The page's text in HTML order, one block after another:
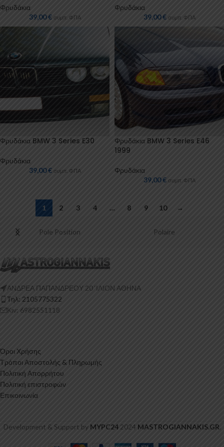
Φρυδάκια
39,00€ συμπ. ΦΠΑ
Φρυδάκια
39,00€ συμπ. ΦΠΑ
Φρυδάκια BMW 3 Series E30
Φρυδάκια
39,00€ συμπ. ΦΠΑ
Φρυδάκια BMW 3 Series E46
1999
Φρυδάκια
39,00€ συμπ. ΦΠΑ
1 2 3 4 … 8 9 10 →
Pole Position Polaire
ΑΝΔΡΕΑ ΠΑΠΑΝΔΡΕΟΥ 20 ‘ΙΛΙΟΝ ΑΘΗΝΑ
Τηλ: 2105775322
Κιν: 6982551118
Όροι Χρήσης
Τρόποι Αποστολής & Πληρωμής
Πολιτική Απορρήτου
Πολιτική επιστροφών
Επικοινωνία
Development & Support by MYPC242024 MASTROGIANNAKIS.GR.